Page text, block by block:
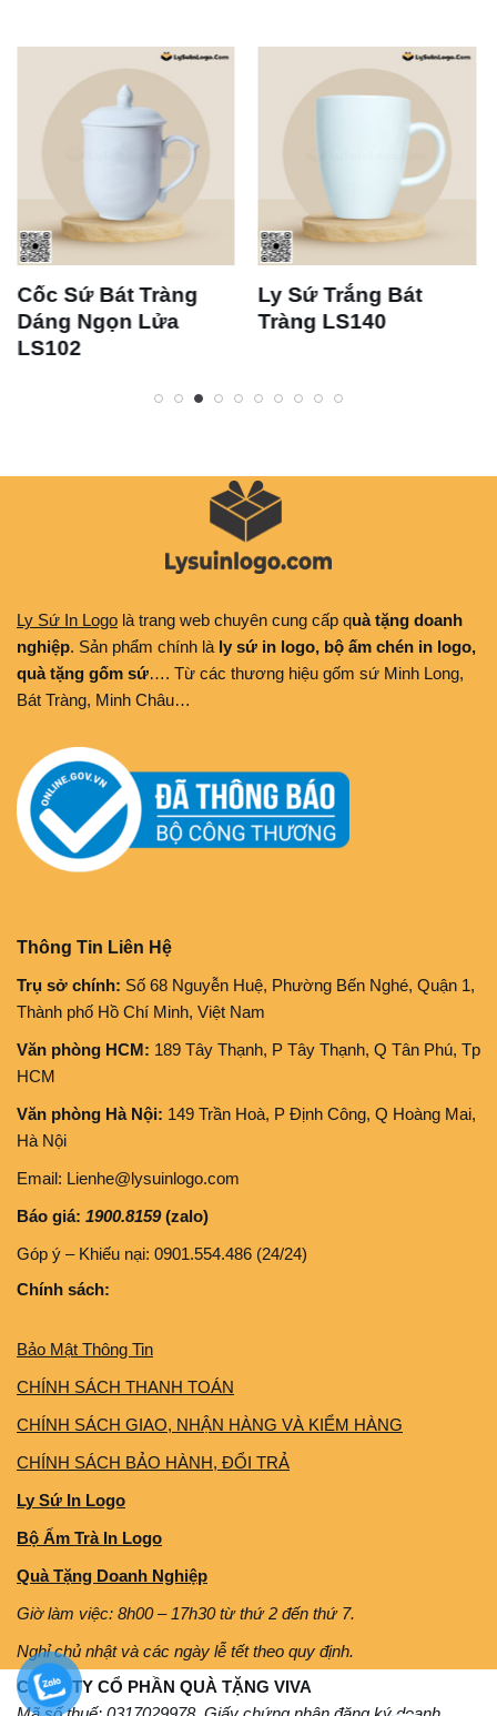
Cốc Sứ Bát Tràng
Dáng Ngọn Lửa
LS102
Ly Sứ Trắng Bát
Tràng LS140
Ly Sứ In Logo là trang web chuyên cung cấp quà tặng doanh
nghiệp. Sản phẩm chính là ly sứ in logo, bộ ấm chén in logo,
quà tặng gốm sứ…. Từ các thương hiệu gốm sứ Minh Long,
Bát Tràng, Minh Châu…
Thông Tin Liên Hệ
Trụ sở chính: Số 68 Nguyễn Huệ, Phường Bến Nghé, Quận 1,
Thành phố Hồ Chí Minh, Việt Nam
Văn phòng HCM: 189 Tây Thạnh, P Tây Thạnh, Q Tân Phú, Tp
HCM
Văn phòng Hà Nội: 149 Trần Hoà, P Định Công, Q Hoàng Mai,
Hà Nội
Email: Lienhe@lysuinlogo.com
Báo giá: 1900.8159(zalo)
Góp ý – Khiếu nại: 0901.554.486 (24/24)
Chính sách:
Bảo Mật Thông Tin
CHÍNH SÁCH THANH TOÁN
CHÍNH SÁCH GIAO, NHẬN HÀNG VÀ KIỂM HÀNG
CHÍNH SÁCH BẢO HÀNH, ĐỔI TRẢ
Ly Sứ In Logo
Bộ Ấm Trà In Logo
Quà Tặng Doanh Nghiệp
Giờ làm việc: 8h00 – 17h30 từ thứ 2 đến thứ 7.
Nghỉ chủ nhật và các ngày lễ tết theo quy định.
CÔNG TY CỔ PHẦN QUÀ TẶNG VIVA